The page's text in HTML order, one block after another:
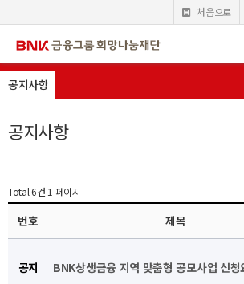
처음으로
공지사항
공지사항
Total 6건 1 페이지
번호 제목
공지 BNK상생금융 지역 맞춤형 공모사업 신청